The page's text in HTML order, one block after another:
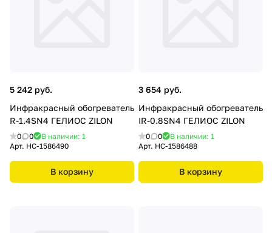
5 242 руб.
Инфракрасный обогреватель
R-1.4SN4 ГЕЛИОС ZILON
0 0
В наличии: 1
Арт. НС-1586490
В корзину
3 654 руб.
Инфракрасный обогреватель
IR-0.8SN4 ГЕЛИОС ZILON
0 0
В наличии: 1
Арт. НС-1586488
В корзину